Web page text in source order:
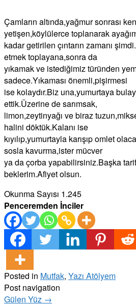
Çamların altında,yağmur sonrası
yetişen,köylülerce toplanarak
kadar getirilen çıntarın zamanı
etmek toplayana,sonra da
yıkamak ve istediğimiz türünden
sadece.Yıkaması önemli,pişirmesi
ise kolaydır.Biz una,yumurtaya
ettik.Üzerine de sarımsak,
limon,zeytinyağı ve biraz
halini döktük.Kalanı ise
kıyılıp,yumurtayla karışıp omlet
sosla kavurma,ister mücver
ya da çorba yapabilirsiniz.Başka
beklerim.Afiyet olsun.
Okunma Sayısı 1.245
Penceremden İnciler
Posted in Mutfak, Yazı Atölyem
Post navigation
Gülen Yüz →